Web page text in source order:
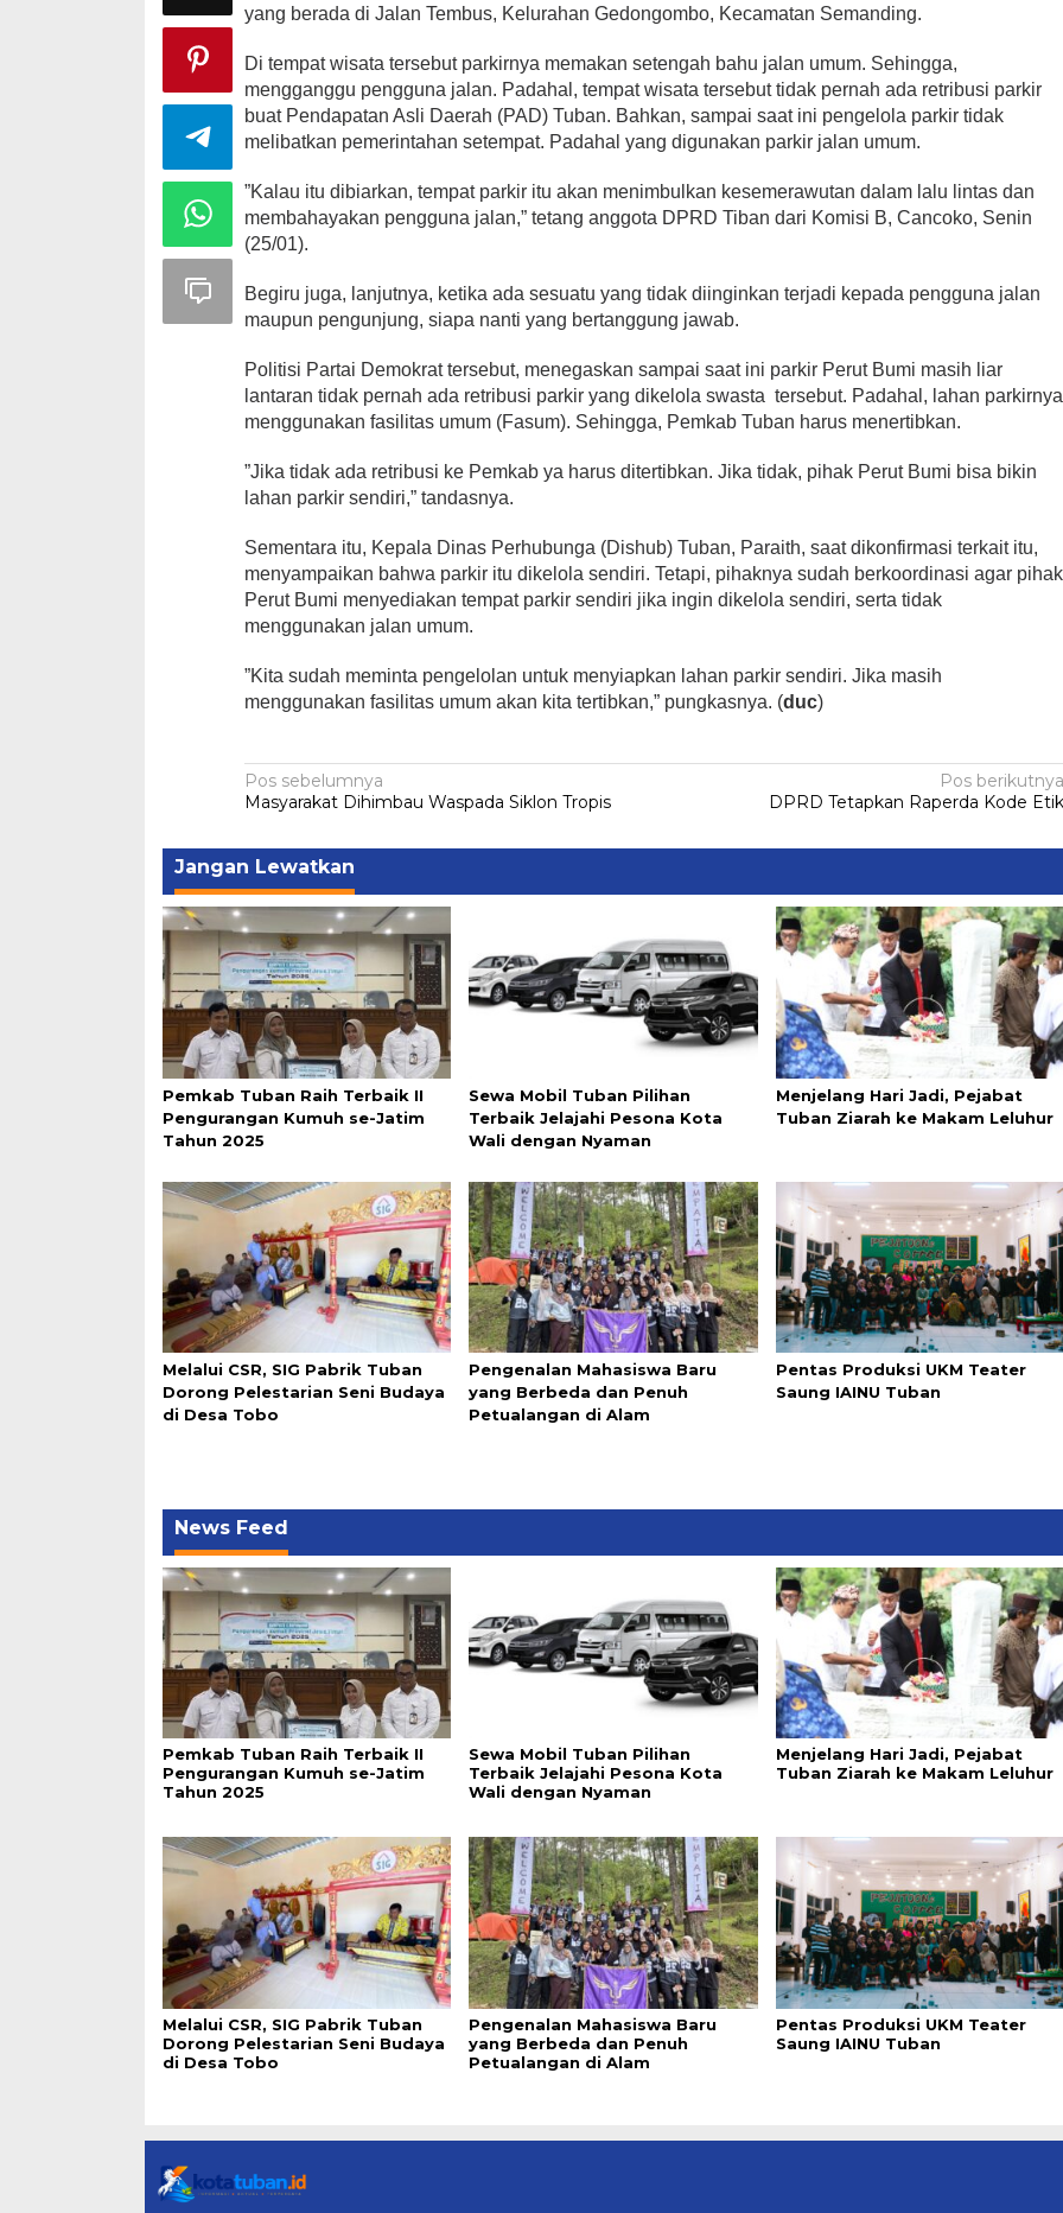
yang berada di Jalan Tembus, Kelurahan Gedongombo, Kecamatan Semanding.
Di tempat wisata tersebut parkirnya memakan setengah bahu jalan umum. Sehingga,
mengganggu pengguna jalan. Padahal, tempat wisata tersebut tidak pernah ada retribusi parkir
buat Pendapatan Asli Daerah (PAD) Tuban. Bahkan, sampai saat ini pengelola parkir tidak
melibatkan pemerintahan setempat. Padahal yang digunakan parkir jalan umum.
”Kalau itu dibiarkan, tempat parkir itu akan menimbulkan kesemerawutan dalam lalu lintas dan
membahayakan pengguna jalan,” tetang anggota DPRD Tiban dari Komisi B, Cancoko, Senin
(25/01).
Begiru juga, lanjutnya, ketika ada sesuatu yang tidak diinginkan terjadi kepada pengguna jalan
maupun pengunjung, siapa nanti yang bertanggung jawab.
Politisi Partai Demokrat tersebut, menegaskan sampai saat ini parkir Perut Bumi masih liar
lantaran tidak pernah ada retribusi parkir yang dikelola swasta tersebut. Padahal, lahan parkirnya
menggunakan fasilitas umum (Fasum). Sehingga, Pemkab Tuban harus menertibkan.
”Jika tidak ada retribusi ke Pemkab ya harus ditertibkan. Jika tidak, pihak Perut Bumi bisa bikin
lahan parkir sendiri,” tandasnya.
Sementara itu, Kepala Dinas Perhubunga (Dishub) Tuban, Paraith, saat dikonfirmasi terkait itu,
menyampaikan bahwa parkir itu dikelola sendiri. Tetapi, pihaknya sudah berkoordinasi agar pihak
Perut Bumi menyediakan tempat parkir sendiri jika ingin dikelola sendiri, serta tidak
menggunakan jalan umum.
”Kita sudah meminta pengelolan untuk menyiapkan lahan parkir sendiri. Jika masih
menggunakan fasilitas umum akan kita tertibkan,” pungkasnya. (duc)
Navigasi
pos
Pos sebelumnya
Masyarakat Dihimbau Waspada Siklon Tropis
Pos berikutnya
DPRD Tetapkan Raperda Kode Etik
Jangan Lewatkan
Pemkab Tuban Raih Terbaik II
Pengurangan Kumuh se-Jatim
Tahun 2025
Sewa Mobil Tuban Pilihan
Terbaik Jelajahi Pesona Kota
Wali dengan Nyaman
Menjelang Hari Jadi, Pejabat
Tuban Ziarah ke Makam Leluhur
Melalui CSR, SIG Pabrik Tuban
Dorong Pelestarian Seni Budaya
di Desa Tobo
Pengenalan Mahasiswa Baru
yang Berbeda dan Penuh
Petualangan di Alam
Pentas Produksi UKM Teater
Saung IAINU Tuban
News Feed
Pemkab Tuban Raih Terbaik II
Pengurangan Kumuh se-Jatim
Tahun 2025
Sewa Mobil Tuban Pilihan
Terbaik Jelajahi Pesona Kota
Wali dengan Nyaman
Menjelang Hari Jadi, Pejabat
Tuban Ziarah ke Makam Leluhur
Melalui CSR, SIG Pabrik Tuban
Dorong Pelestarian Seni Budaya
di Desa Tobo
Pengenalan Mahasiswa Baru
yang Berbeda dan Penuh
Petualangan di Alam
Pentas Produksi UKM Teater
Saung IAINU Tuban